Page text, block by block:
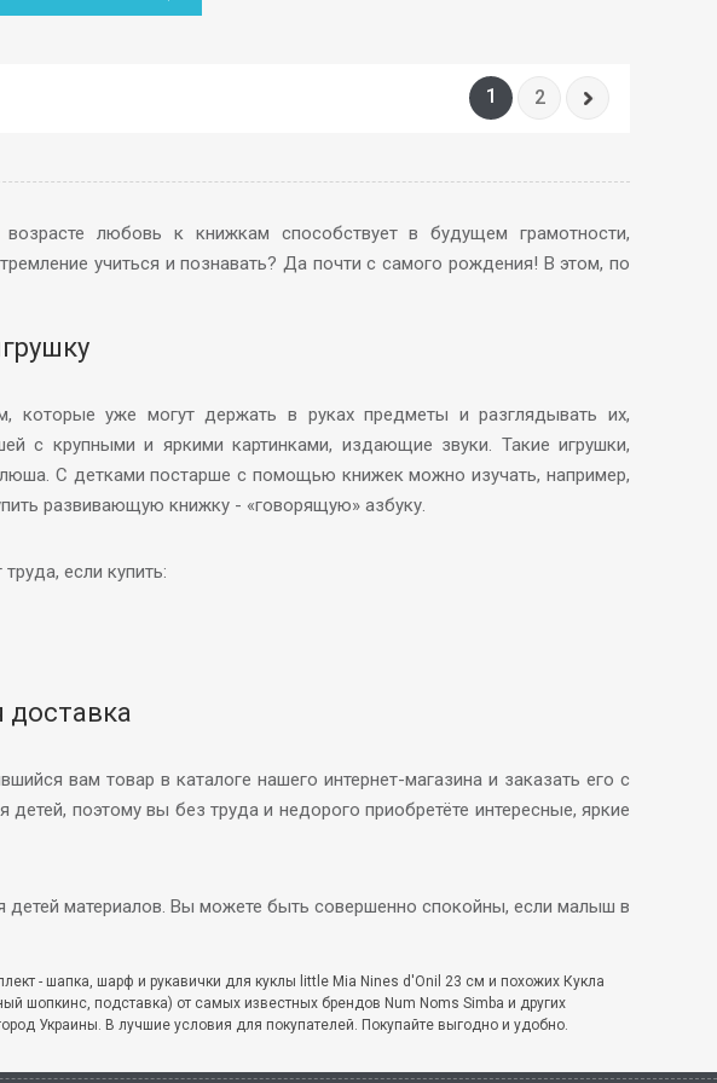
1 2
любовь к книжкам способствует в будущем грамотности,
учиться и познавать? Да почти с самого рождения! В этом, по
которые уже могут держать в руках предметы и разглядывать их,
с крупными и яркими картинками, издающие звуки. Такие игрушки,
С детками постарше с помощью книжек можно изучать, например,
развивающую книжку - «говорящую» азбуку.
если купить:
доставка
вам товар в каталоге нашего интернет-магазина и заказать его с
поэтому вы без труда и недорого приобретёте интересные, яркие
материалов. Вы можете быть совершенно спокойны, если малыш в
- шапка, шарф и рукавички для куклы little Mia Nines d'Onil 23 см и похожих Кукла
шопкинс, подставка) от самых известных брендов Num Noms Simba и других
Украины. В лучшие условия для покупателей. Покупайте выгодно и удобно.